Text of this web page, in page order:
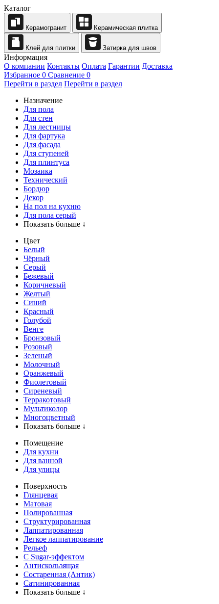
Каталог
Керамогранит Керамическая плитка
Клей для плитки Затирка для швов
Информация
О компании Контакты Оплата Гарантии Доставка
Избранное 0 Сравнение 0
Перейти в раздел Перейти в раздел
Назначение
Для пола
Для стен
Для лестницы
Для фартука
Для фасада
Для ступеней
Для плинтуса
Мозаика
Технический
Бордюр
Декор
На пол на кухню
Для пола серый
Показать больше ↓
Цвет
Белый
Чёрный
Серый
Бежевый
Коричневый
Желтый
Синий
Красный
Голубой
Венге
Бронзовый
Розовый
Зеленый
Молочный
Оранжевый
Фиолетовый
Сиреневый
Терракотовый
Мультиколор
Многоцветный
Показать больше ↓
Помещение
Для кухни
Для ванной
Для улицы
Поверхность
Глянцевая
Матовая
Полированная
Структурированная
Лаппатированная
Легкое лаппатирование
Рельеф
С Sugar-эффектом
Антискользящая
Состаренная (Антик)
Сатинированная
Показать больше ↓